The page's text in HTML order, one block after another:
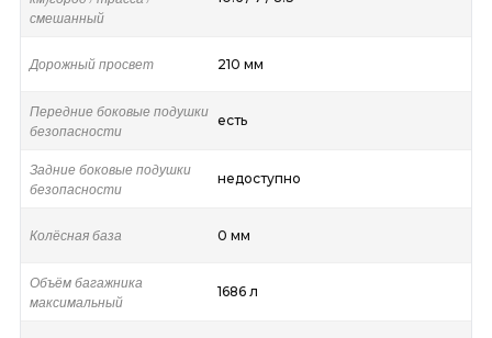
смешанный
Дорожный просвет 210 мм
Передние боковые подушки
безопасности
есть
Задние боковые подушки
безопасности
недоступно
Колёсная база 0 мм
Объём багажника
максимальный
1686 л